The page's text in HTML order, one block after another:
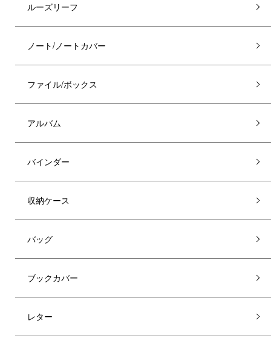
ルーズリーフ
ノート/ノートカバー
ファイル/ボックス
アルバム
バインダー
収納ケース
バッグ
ブックカバー
レター